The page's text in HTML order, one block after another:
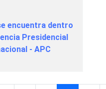
encuentra dentro
Presidencial
- APC